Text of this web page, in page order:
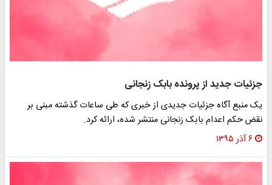
جزئیات جدید از پرونده بابک زنجانی
یک منبع آگاه جزئیات جدیدی از خبری که طی ساعات گذشته مبنی بر
نقض حکم اعدام بابک زنجانی منتشر شده، ارائه کرد.
۶ آذر ۱۳۹۵